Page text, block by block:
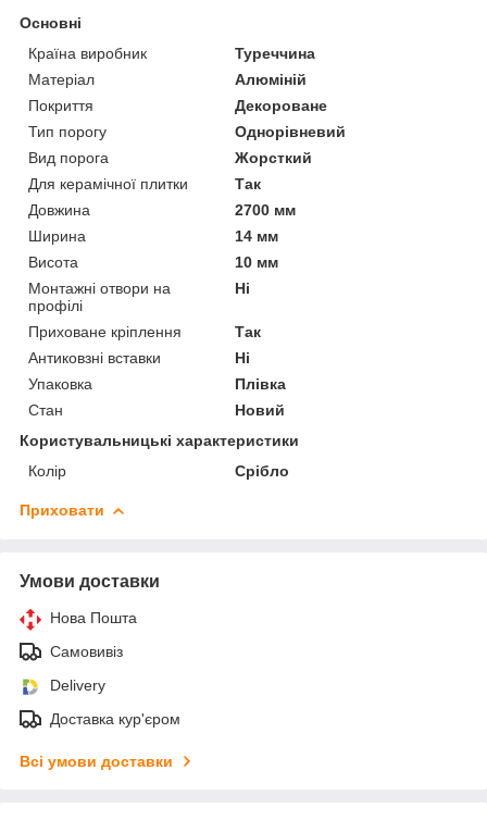
Основні
Країна виробник
Туреччина
Матеріал
Алюміній
Покриття
Декороване
Тип порогу
Однорівневий
Вид порога
Жорсткий
Для керамічної плитки
Так
Довжина
2700 мм
Ширина
14 мм
Висота
10 мм
Монтажні отвори на
профілі
Ні
Приховане кріплення
Так
Антиковзні вставки
Ні
Упаковка
Плівка
Стан
Новий
Користувальницькі характеристики
Колір
Срібло
Приховати
Умови доставки
Нова Пошта
Самовивіз
Delivery
Доставка кур'єром
Всі умови доставки